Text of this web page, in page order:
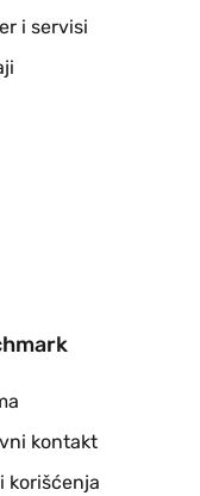
i servisi
kontakt
korišćenja